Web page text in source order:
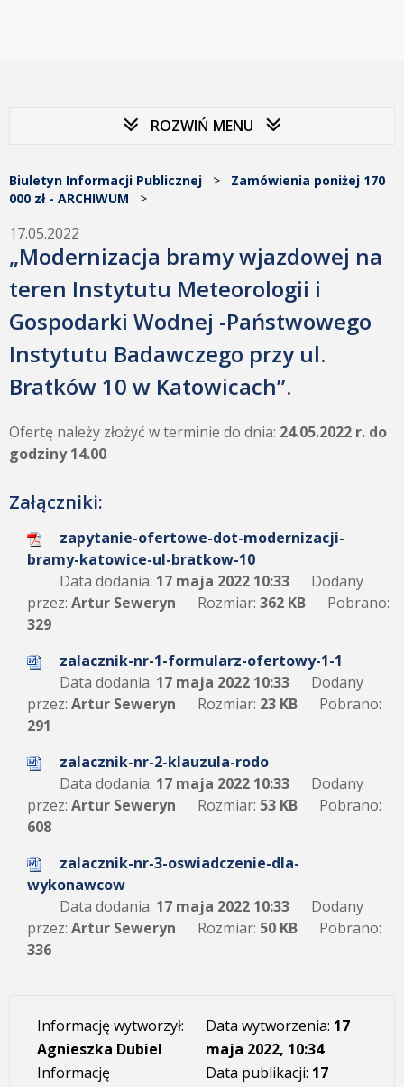
ROZWIŃ MENU
Biuletyn Informacji Publicznej > Zamówienia poniżej 170
000 zł - ARCHIWUM >
17.05.2022
„Modernizacja bramy wjazdowej na
teren Instytutu Meteorologii i
Gospodarki Wodnej -Państwowego
Instytutu Badawczego przy ul.
Bratków 10 w Katowicach”.
Ofertę należy złożyć w terminie do dnia: 24.05.2022 r. do
godziny 14.00
Załączniki:
zapytanie-ofertowe-dot-modernizacji-
bramy-katowice-ul-bratkow-10
Data dodania: 17 maja 2022 10:33
Dodany
przez: Artur Seweryn Rozmiar: 362 KB
Pobrano:
329
zalacznik-nr-1-formularz-ofertowy-1-1
Data dodania: 17 maja 2022 10:33
Dodany
przez: Artur Seweryn Rozmiar: 23 KB
Pobrano:
291
zalacznik-nr-2-klauzula-rodo
Data dodania: 17 maja 2022 10:33
Dodany
przez: Artur Seweryn Rozmiar: 53 KB
Pobrano:
608
zalacznik-nr-3-oswiadczenie-dla-
wykonawcow
Data dodania: 17 maja 2022 10:33
Dodany
przez: Artur Seweryn Rozmiar: 50 KB
Pobrano:
336
Informację wytworzył:
Agnieszka Dubiel
Informację
Data wytworzenia: 17
maja 2022, 10:34
Data publikacji: 17